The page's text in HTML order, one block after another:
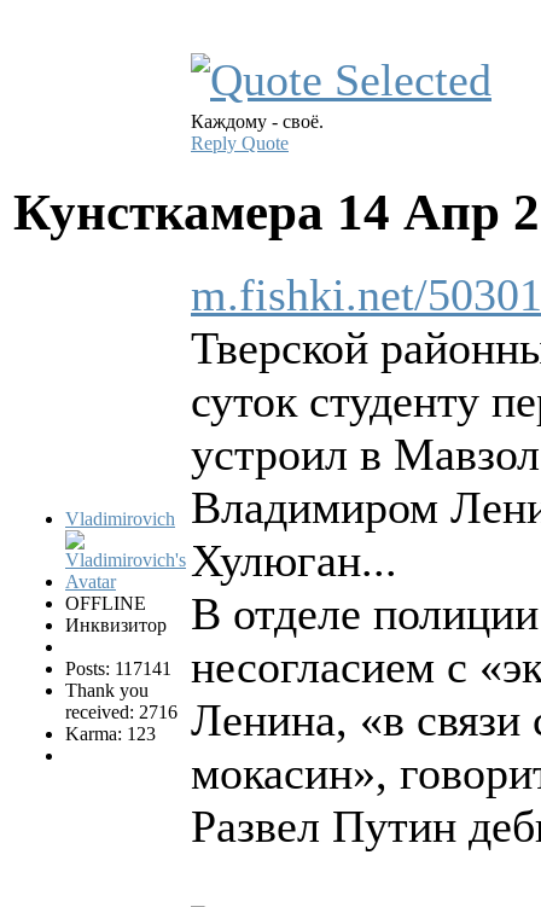
Каждому - своё.
Reply Quote
Кунсткамера 14 Апр
Vladimirovich
OFFLINE
Инквизитор
Posts: 117141
Thank you
received: 2716
Karma: 123
m.fishki.net/
Тверской
суток студенту
устроил в
Владимиром
Хулюган...
В отделе
несогласием с
Ленина, «в связи
мокасин»,
Развел Путин